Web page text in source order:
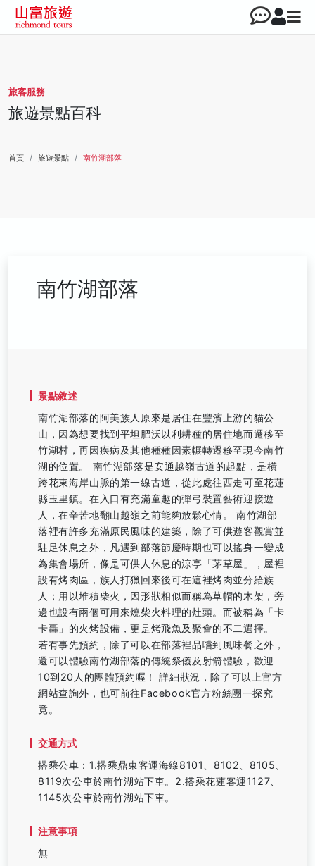
旅客服務
旅遊景點百科
首頁 旅遊景點 南竹湖部落
南竹湖部落
景點敘述
南竹湖部落的阿美族人原來是居住在豐濱上游的貓公
山，因為想要找到平坦肥沃以利耕種的居住地而遷移至
竹湖村，再因疾病及其他種種因素輾轉遷移至現今南竹
湖的位置。 南竹湖部落是安通越嶺古道的起點，是橫
跨花東海岸山脈的第一線古道，從此處往西走可至花蓮
縣玉里鎮。在入口有充滿童趣的彈弓裝置藝術迎接遊
人，在辛苦地翻山越嶺之前能夠放鬆心情。 南竹湖部
落裡有許多充滿原民風味的建築，除了可供遊客觀賞並
駐足休息之外，凡遇到部落節慶時期也可以搖身一變成
為集會場所，像是可供人休息的涼亭「茅草屋」，屋裡
設有烤肉區，族人打獵回來後可在這裡烤肉並分給族
人；用以堆積柴火，因形狀相似而稱為草帽的木架，旁
邊也設有兩個可用來燒柴火料理的灶頭。而被稱為「卡
卡轟」的火烤設備，更是烤飛魚及聚會的不二選擇。
若有事先預約，除了可以在部落裡品嚐到風味餐之外，
還可以體驗南竹湖部落的傳統祭儀及射箭體驗，歡迎
10到20人的團體預約喔！ 詳細狀況，除了可以上官方
網站查詢外，也可前往Facebook官方粉絲團一探究
竟。
交通方式
搭乘公車：1.搭乘鼎東客運海線8101、8102、8105、
8119次公車於南竹湖站下車。2.搭乘花蓮客運1127、
1145次公車於南竹湖站下車。
注意事項
無